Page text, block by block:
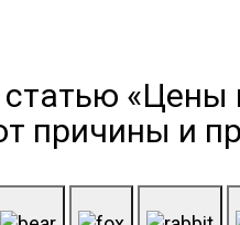
«Цены
причины и